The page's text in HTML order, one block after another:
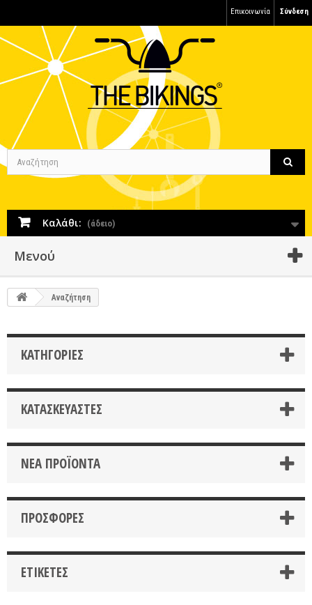
Σύνδεση
Επικοινωνία
Καλάθι: (άδειο)
Μενού
Αναζήτηση
ΚΑΤΗΓΟΡΊΕΣ
ΚΑΤΑΣΚΕΥΑΣΤΈΣ
ΝΈΑ ΠΡΟΪΌΝΤΑ
ΠΡΟΣΦΟΡΈΣ
ΕΤΙΚΈΤΕΣ